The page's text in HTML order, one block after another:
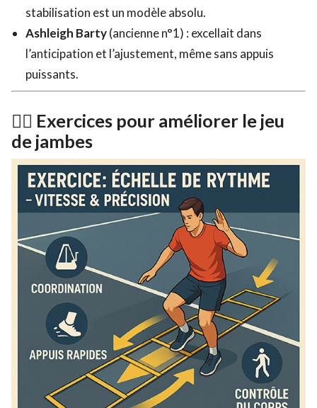
stabilisation est un modèle absolu.
Ashleigh Barty(ancienne n°1) : excellait dans
l’anticipation et l’ajustement, même sans appuis
puissants.
🏋️‍♂️ Exercices pour améliorer le jeu
de jambes